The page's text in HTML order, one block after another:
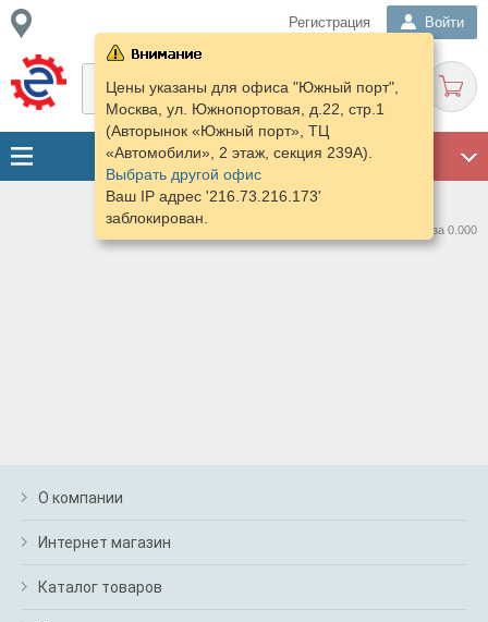
Регистрация Войти
Цены указаны для офиса "Южный порт",
Москва, ул. Южнопортовая, д.22, стр.1
(Авторынок «Южный порт», ТЦ
«Автомобили», 2 этаж, секция 239А).
Выбрать другой офис
Ваш IP адрес '216.73.216.173'
заблокирован.
Нашлось предложений: 0 за 0.000
О компании
Интернет магазин
Каталог товаров